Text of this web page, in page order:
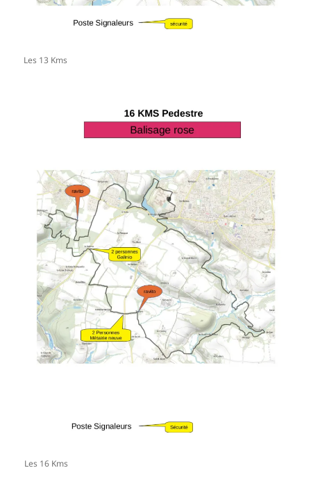
Les 13 Kms
Les 16 Kms